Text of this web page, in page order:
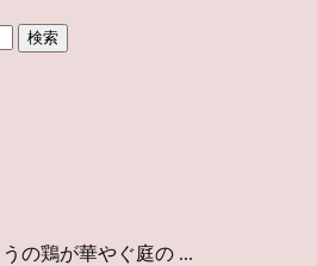
うの鶏が華やぐ庭の ...